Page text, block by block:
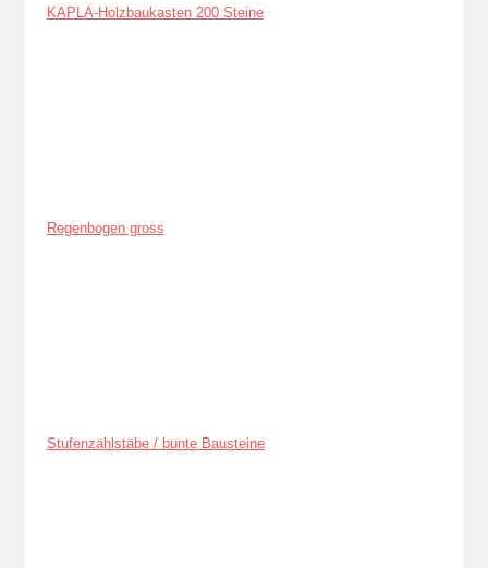
KAPLA-Holzbaukasten 200 Steine
Regenbogen gross
Stufenzählstäbe / bunte Bausteine